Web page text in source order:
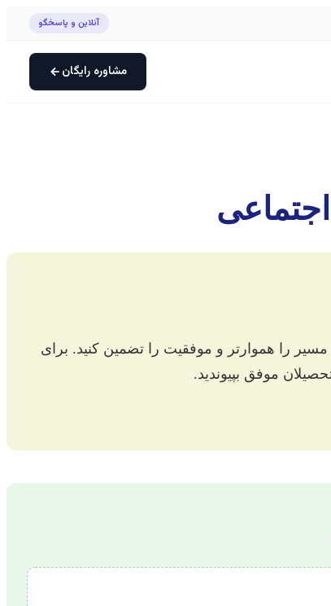
آنلاین و پاسخگو
مشاوره رایگان
را هموارتر و موفقیت را تضمین کنید. برای
موفق بپیوندید.